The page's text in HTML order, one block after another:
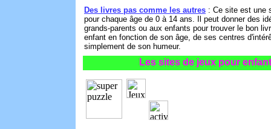
Des livres pas comme les autres : Ce site est une
pour chaque âge de 0 à 14 ans. Il peut donner des
grands-parents ou aux enfants pour trouver le bon
enfant en fonction de son âge, de ses centres
simplement de son humeur.
Les sites de jeux pour